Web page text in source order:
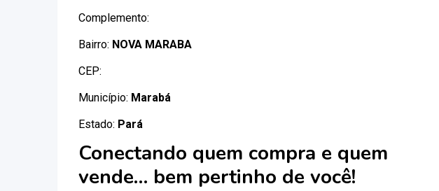
Complemento:
Bairro: NOVA MARABA
CEP:
Município: Marabá
Estado: Pará
Conectando quem compra e quem
vende… bem pertinho de você!